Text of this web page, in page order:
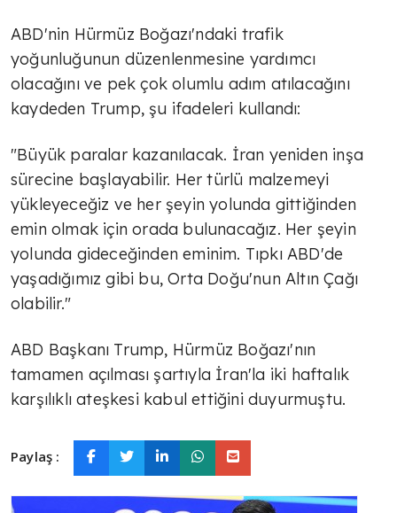
ABD'nin Hürmüz Boğazı'ndaki trafik
yoğunluğunun düzenlenmesine yardımcı
olacağını ve pek çok olumlu adım atılacağını
kaydeden Trump, şu ifadeleri kullandı:
"Büyük paralar kazanılacak. İran yeniden inşa
sürecine başlayabilir. Her türlü malzemeyi
yükleyeceğiz ve her şeyin yolunda gittiğinden
emin olmak için orada bulunacağız. Her şeyin
yolunda gideceğinden eminim. Tıpkı ABD'de
yaşadığımız gibi bu, Orta Doğu'nun Altın Çağı
olabilir."
ABD Başkanı Trump, Hürmüz Boğazı'nın
tamamen açılması şartıyla İran'la iki haftalık
karşılıklı ateşkesi kabul ettiğini duyurmuştu.
Paylaş :